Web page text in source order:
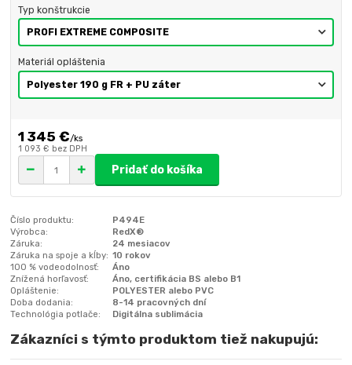
Typ konštrukcie
Materiál opláštenia
1 345 €/ks
1 093 € bez DPH
Pridať do košíka
Číslo produktu:
P494E
Výrobca:
RedX®
Záruka:
24 mesiacov
Záruka na spoje a kĺby: 10 rokov
100 % vodeodolnosť:
Áno
Znížená horľavosť:
Áno, certifikácia BS alebo B1
Opláštenie:
POLYESTER alebo PVC
Doba dodania:
8-14 pracovných dní
Technológia potlače:
Digitálna sublimácia
Zákazníci s týmto produktom tiež nakupujú: